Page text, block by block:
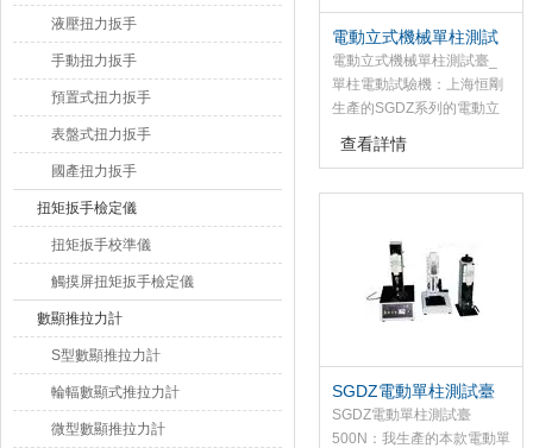
液壓扭力扳手
手動扭力扳手
預置式扭力扳手
表盤式扭力扳手
國產扭力扳手
扭矩扳手檢定儀
扭矩扳手校準儀
觸摸屏扭矩扳手檢定儀
數顯推拉力計
S型數顯推拉力計
輪輻數顯式推拉力計
微型數顯推拉力計
電動立式機械單柱測試
臺_單柱電動試驗機
電動立式機械單柱測試臺_
單柱電動試驗機：上海恒剛
生產的SGDZ系列的電動立
式單柱測試臺是專為SGHF
系列和SGNK系列推拉力計
好，適用，使用等優點，并
具有無級調速，手動（點
動）、自動操作切換功能。
查看詳情
SGDZ電動單柱測試臺
500N
SGDZ電動單柱測試臺
500N：我生產的本款電動單